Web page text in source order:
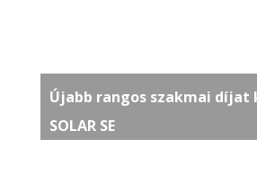
Újabb rangos szakmai díjat
SOLAR SE